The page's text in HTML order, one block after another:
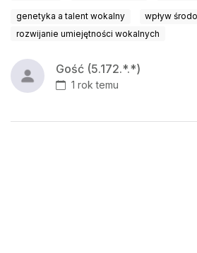
genetyka a talent wokalny
wpływ
rozwijanie umiejętności wokalnych
Gość (5.172.*.*)
1 rok temu